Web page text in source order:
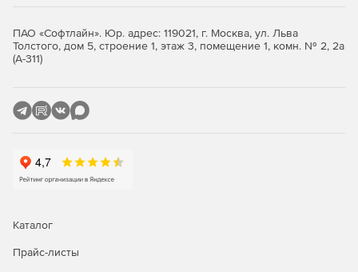
автоматических обновлений, не проверяет
доступность новых версий и не устанавливает
Описанные свойства делают TEGU уникальным в линейке
предсказуемым и надежным в эксплуатации. Благодаря
этому нам удалось снизить издержки на техническую
ПАО «Софтлайн». Юр. адрес: 119021, г. Москва, ул. Льва
Толстого, дом 5, строение 1, этаж 3, помещение 1, комн. № 2, 2а
(А-311)
Каталог
Прайс-листы